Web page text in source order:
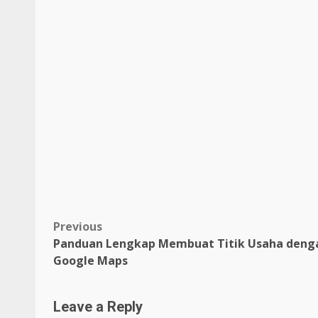
Post
navigation
Previous
Panduan Lengkap Membuat Titik Usaha
Google Maps
Leave a Reply